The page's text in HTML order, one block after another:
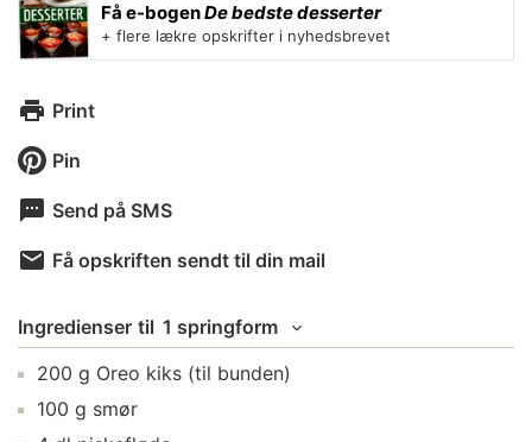
Få e-bogenDe bedste desserter
+ flere lækre opskrifter i nyhedsbrevet
Print
Pin
Send på SMS
Få opskriften sendt til din mail
Ingredienser til 1 springform
200 g Oreo kiks (til bunden)
100 g smør